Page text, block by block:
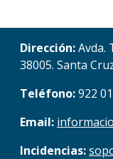
Dirección:Avda.
38005. Santa
Teléfono:922
Email:
Incidencias: